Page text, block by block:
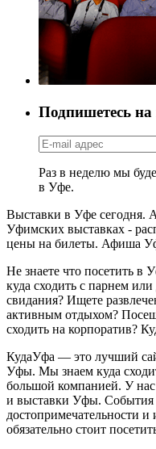
Подпишетесь
Раз в неделю мы
в Уфе.
Выставки в Уфе сегодня.
Уфимских выставках -
цены на билеты. Афиша
Не знаете что посетить в
куда сходить с парнем
свидания? Ищете
активным отдыхом?
сходить на корпоратив?
КудаУфа — это лучший
Уфы. Мы знаем куда
большой компанией. У
и выставки Уфы. События
достопримечательности
обязательно стоит